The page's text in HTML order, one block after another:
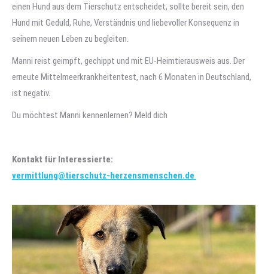
einen Hund aus dem Tierschutz entscheidet, sollte bereit sein, den
Hund mit Geduld, Ruhe, Verständnis und liebevoller Konsequenz in
seinem neuen Leben zu begleiten.
Manni reist geimpft, gechippt und mit EU-Heimtierausweis aus. Der
erneute Mittelmeerkrankheitentest, nach 6 Monaten in Deutschland,
ist negativ.
Du möchtest Manni kennenlernen? Meld dich
Kontakt für Interessierte:
vermittlung@tierschutz-herzensmenschen.de